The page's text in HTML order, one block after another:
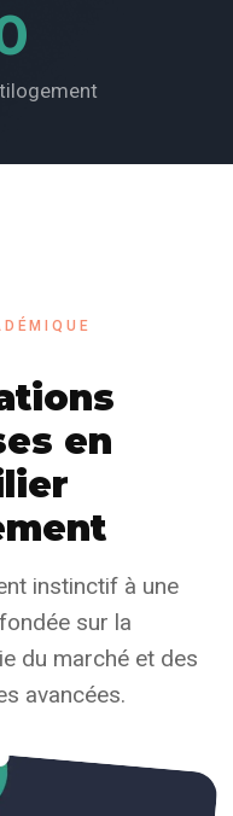
en
instinctif à une
sur la
du marché et des
avancées.